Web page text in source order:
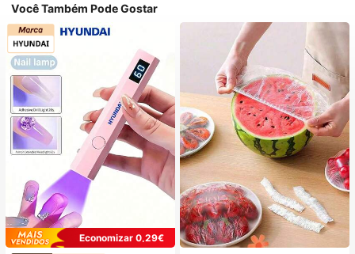
Você Também Pode Gostar
Economizar 0,29€